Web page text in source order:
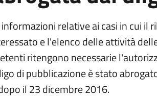
relative ai casi in cui
e l'elenco delle attività
ritengono necessarie
di pubblicazione è stato
il 23 dicembre 2016.